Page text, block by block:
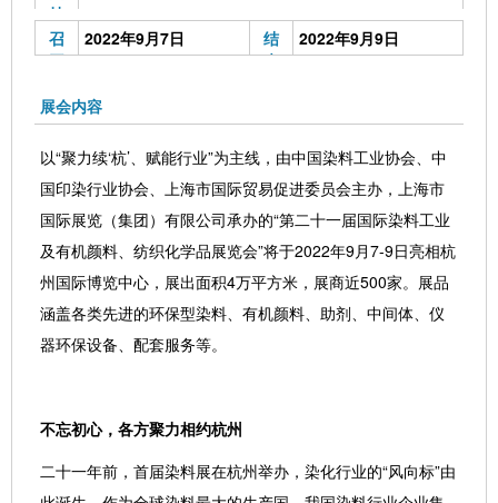
位
持
单
位
召
开
间
2022年9月7日
结
束
2022年9月9日
展会内容
以“聚力续‘杭’、赋能行业”为主线，由中国染料工业协会、中
国印染行业协会、上海市国际贸易促进委员会主办，上海市
国际展览（集团）有限公司承办的“第二十一届国际染料工业
及有机颜料、纺织化学品展览会”将于2022年9月7-9日亮相杭
州国际博览中心，展出面积4万平方米，展商近500家。展品
涵盖各类先进的环保型染料、有机颜料、助剂、中间体、仪
器环保设备、配套服务等。
不忘初心，各方聚力相约杭州
二十一年前，首届染料展在杭州举办，染化行业的“风向标”由